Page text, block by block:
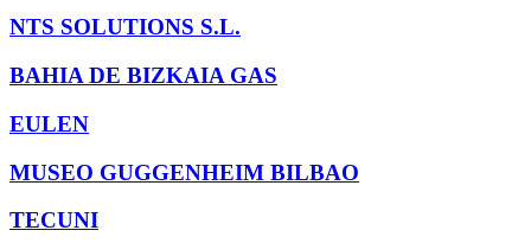
NTS SOLUTIONS S.L.
BAHIA DE BIZKAIA GAS
EULEN
MUSEO GUGGENHEIM BILBAO
TECUNI